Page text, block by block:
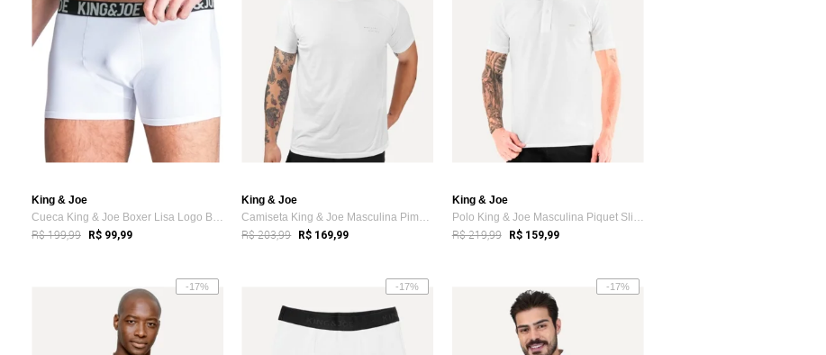
King & Joe
Cueca King & Joe Boxer Lisa Logo Branca Pack 2UN
R$ 199,99 R$ 99,99
King & Joe
Camiseta King & Joe Masculina Pima Touch...
R$ 203,99 R$ 169,99
King & Joe
Polo King & Joe Masculina Piquet Slim Oc...
R$ 219,99 R$ 159,99
-17% -17% -17%